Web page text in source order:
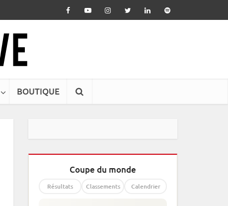
BOUTIQUE
Coupe du monde
Résultats Classements Calendrier